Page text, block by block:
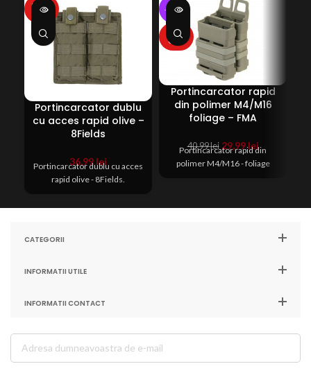
SOLD
OUT
Portincarcator dublu
cu acces rapid olive –
8Fields
36,99 lei
Portincarcator dublu cu acces
rapid olive - 8Fields.
-27%
SOLD
OUT
Portincarcator rapid
din polimer M4/M16
foliage – FMA
40,99lei Prețul
inițial
29,99leiPrețul
este:
Portincarcator rapid din
polimer M4/M16 - foliage
CATEGORII
INFORMATII UTILE
INFORMATII CONTACT